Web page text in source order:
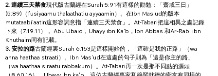
2. 連續三天禁食現代版古蘭經在Surah 5:91有這樣的勸勉：「齋戒三日」
(5:89)（fusiyaamu thalaathatiu ayyaamin）。在Ibn Mas'ud的版本
mutataabi'aatin這形容詞意指「連續三天禁食」。At-Tabari把這相異之處記錄
下來（7.19.11）， Abu Ubaid，Uhayy ibn Ka'b，Ibn Abbas 和Ar-Rabi ibn
Khuthaim同有記載。
3. 安拉的路古蘭經裏Surah 6.153是這樣開始的，「這確是我的正路」（wa
anna haathaa straati）。Ibn Mas'ud在這處的句子則為「這是你主的路」
（wa haathaa siraatu rabbakum）。At-Tabari再一次是那不同點的源頭